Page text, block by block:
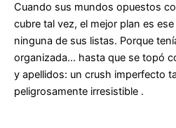
Cuando sus mundos opuestos
cubre tal vez, el mejor plan es
ninguna de sus listas. Porque
organizada… hasta que se topó
y apellidos: un crush imperfecto
peligrosamente irresistible .